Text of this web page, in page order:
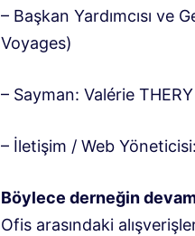
– Başkan Yardımcısı ve
Voyages)
– Sayman: Valérie
– İletişim / Web
Böylece derneğin
Ofis arasındaki